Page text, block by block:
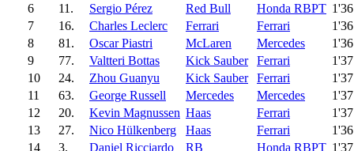
6
11. Sergio Pérez Red Bull Honda RBPT
7
16. Charles Leclerc Ferrari Ferrari
8
81. Oscar Piastri McLaren Mercedes
9
77. Valtteri Bottas Kick Sauber Ferrari
10
24. Zhou Guanyu Kick Sauber Ferrari
11
63. George Russell Mercedes Mercedes
12
20. Kevin Magnussen Haas Ferrari
13
27. Nico Hülkenberg Haas Ferrari
14
3. Daniel Ricciardo RB Honda RBPT